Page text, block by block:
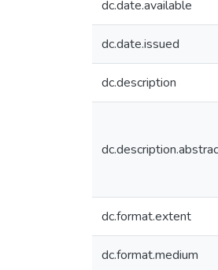
dc.date.available
dc.date.issued
dc.description
dc.format.extent
dc.format.medium